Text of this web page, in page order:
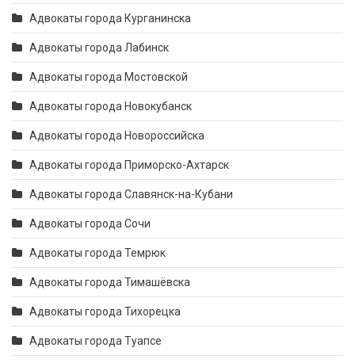
Адвокаты города Курганинска
Адвокаты города Лабинск
Адвокаты города Мостовской
Адвокаты города Новокубанск
Адвокаты города Новороссийска
Адвокаты города Приморско-Ахтарск
Адвокаты города Славянск-на-Кубани
Адвокаты города Сочи
Адвокаты города Темрюк
Адвокаты города Тимашёвска
Адвокаты города Тихорецка
Адвокаты города Туапсе